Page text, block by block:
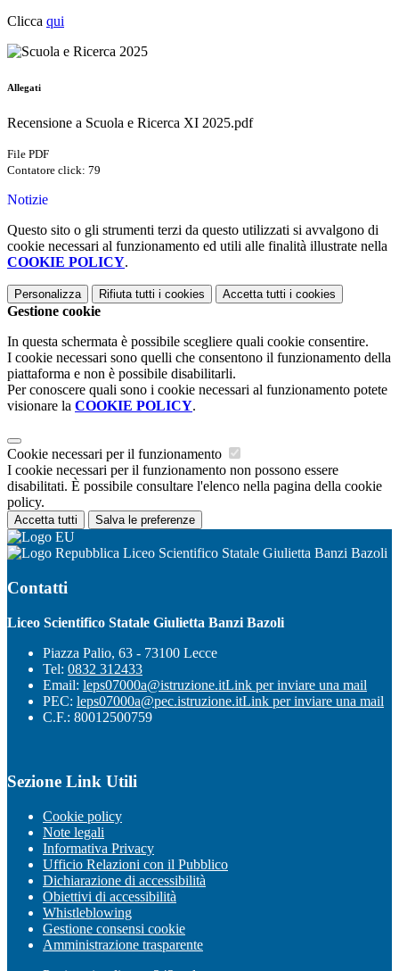
Clicca qui
Allegati
Recensione a Scuola e Ricerca XI 2025.pdf
File PDF
Contatore click: 79
Notizie
Questo sito o gli strumenti terzi da questo utilizzati si avvalgono di
cookie necessari al funzionamento ed utili alle finalità illustrate nella
COOKIE POLICY.
Personalizza Rifiuta tutti i cookies Accetta tutti i cookies
Gestione cookie
In questa schermata è possibile scegliere quali cookie consentire.
I cookie necessari sono quelli che consentono il funzionamento della
piattaforma e non è possibile disabilitarli.
Per conoscere quali sono i cookie necessari al funzionamento potete
visionare la COOKIE POLICY.
Cookie necessari per il funzionamento
I cookie necessari per il funzionamento non possono essere
disabilitati. È possibile consultare l'elenco nella pagina della cookie
policy.
Accetta tutti Salva le preferenze
Liceo Scientifico Statale Giulietta Banzi Bazoli
Contatti
Liceo Scientifico Statale Giulietta Banzi Bazoli
Piazza Palio, 63 - 73100 Lecce
Tel: 0832 312433
Email: leps07000a@istruzione.itLink per inviare una mail
PEC: leps07000a@pec.istruzione.itLink per inviare una mail
C.F.: 80012500759
Sezione Link Utili
Cookie policy
Note legali
Informativa Privacy
Ufficio Relazioni con il Pubblico
Dichiarazione di accessibilità
Obiettivi di accessibilità
Whistleblowing
Gestione consensi cookie
Amministrazione trasparente